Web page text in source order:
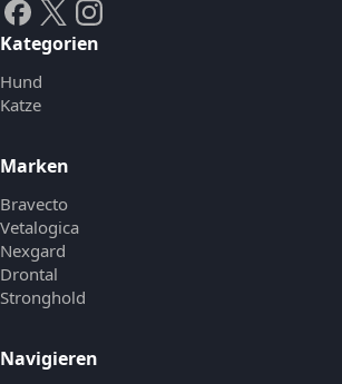
Kategorien
Hund
Katze
Marken
Bravecto
Vetalogica
Nexgard
Drontal
Stronghold
Navigieren